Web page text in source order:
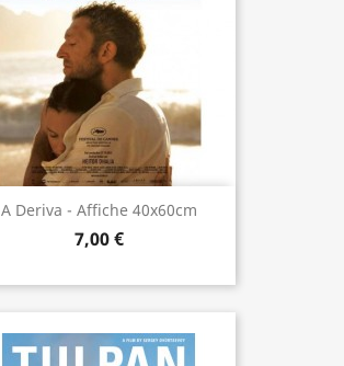
A Deriva - Affiche 40x60cm
7,00 €